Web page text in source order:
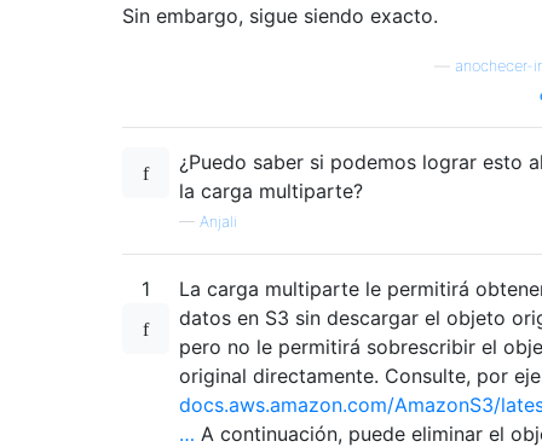
Sin embargo, sigue siendo exacto.
anochecer-
¿Puedo saber si podemos lograr esto
la carga multiparte?
— Anjali
1
La carga multiparte le permitirá
datos en S3 sin descargar el objeto
pero no le permitirá sobrescribir el
original directamente. Consulte, por
docs.aws.amazon.com/AmazonS3/
… A continuación, puede eliminar el